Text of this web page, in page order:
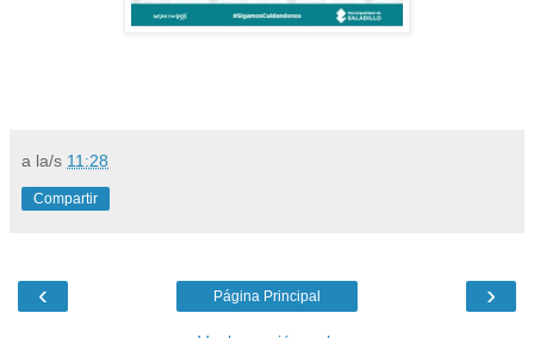
a la/s 11:28
Compartir
‹ ›
Página Principal